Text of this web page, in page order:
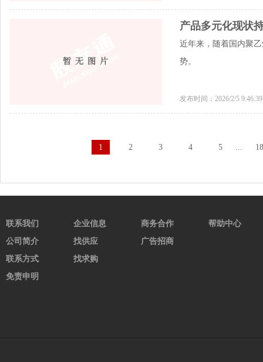
产品多元化现状
近年来，随着国内聚
势。
发布时间：2026/2/5
1 2 3 4 5 ...
联系我们
公司简介
联系方式
免责申明
企业信息
找供应
找求购
商务合作
广告招商
帮助中心